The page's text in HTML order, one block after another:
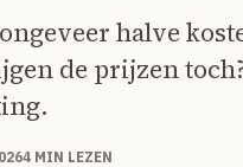
halve
de prijzen
4 MIN LEZEN